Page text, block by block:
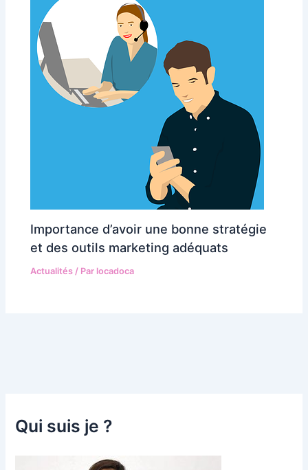
Importance d’avoir une bonne stratégie
et des outils marketing adéquats
Actualités / Par locadoca
Qui suis je ?